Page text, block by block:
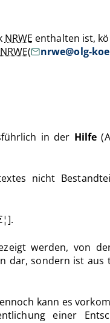
NRWE enthalten ist,
NRWE( nrwe@olg-
in der Hilfe
nicht
werden, von
dar, sondern ist
kann es
einer